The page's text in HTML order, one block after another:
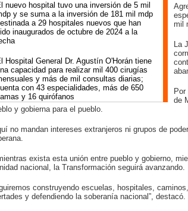
nuevo hospital tuvo una inversión de 5 mil
y se suma a la inversión de 181 mil mdp
a 29 hospitales nuevos que han
inaugurados de octubre de 2024 a la
Hospital General Dr. Agustín O'Horán tiene
capacidad para realizar mil 400 cirugías
y más de mil consultas diarias;
con 43 especialidades, más de 650
y 16 quirófanos
mil
La
de
y gobierna para el pueblo.
no mandan intereses extranjeros ni grupos de
exista esta unión entre pueblo y gobierno,
nacional, la Transformación seguirá avanzando.
construyendo escuelas, hospitales,
y defendiendo la soberanía nacional”, destacó.